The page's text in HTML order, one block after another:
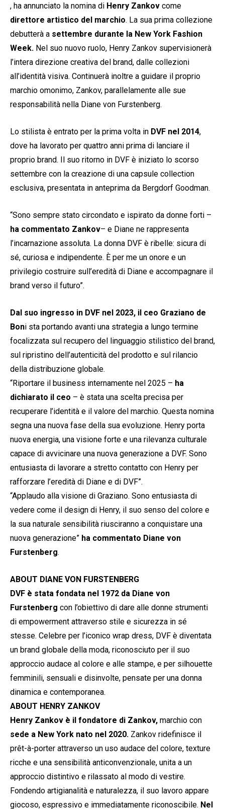
, ha annunciato la nomina di Henry Zankov come
direttore artistico del marchio. La sua prima collezione
debutterà a settembre durante la New York Fashion
Week. Nel suo nuovo ruolo, Henry Zankov supervisionerà
l’intera direzione creativa del brand, dalle collezioni
all’identità visiva. Continuerà inoltre a guidare il proprio
marchio omonimo, Zankov, parallelamente alle sue
responsabilità nella Diane von Furstenberg.
Lo stilista è entrato per la prima volta in DVF nel 2014,
dove ha lavorato per quattro anni prima di lanciare il
proprio brand. Il suo ritorno in DVF è iniziato lo scorso
settembre con la creazione di una capsule collection
esclusiva, presentata in anteprima da Bergdorf Goodman.
“Sono sempre stato circondato e ispirato da donne forti –
ha commentato Zankov– e Diane ne rappresenta
l’incarnazione assoluta. La donna DVF è ribelle: sicura di
sé, curiosa e indipendente. È per me un onore e un
privilegio costruire sull’eredità di Diane e accompagnare il
brand verso il futuro”.
Dal suo ingresso in DVF nel 2023, il ceo Graziano de
Boni sta portando avanti una strategia a lungo termine
focalizzata sul recupero del linguaggio stilistico del brand,
sul ripristino dell’autenticità del prodotto e sul rilancio
della distribuzione globale.
“Riportare il business internamente nel 2025 – ha
dichiarato il ceo – è stata una scelta precisa per
recuperare l’identità e il valore del marchio. Questa nomina
segna una nuova fase della sua evoluzione. Henry porta
nuova energia, una visione forte e una rilevanza culturale
capace di avvicinare una nuova generazione a DVF. Sono
entusiasta di lavorare a stretto contatto con Henry per
rafforzare l’eredità di Diane e di DVF”.
“Applaudo alla visione di Graziano. Sono entusiasta di
vedere come il design di Henry, il suo senso del colore e
la sua naturale sensibilità riusciranno a conquistare una
nuova generazione” ha commentato Diane von
Furstenberg.
ABOUT DIANE VON FURSTENBERG
DVF è stata fondata nel 1972 da Diane von
Furstenberg con l’obiettivo di dare alle donne strumenti
di empowerment attraverso stile e sicurezza in sé
stesse. Celebre per l’iconico wrap dress, DVF è diventata
un brand globale della moda, riconosciuto per il suo
approccio audace al colore e alle stampe, e per silhouette
femminili, sensuali e disinvolte, pensate per una donna
dinamica e contemporanea.
ABOUT HENRY ZANKOV
Henry Zankov è il fondatore di Zankov, marchio con
sede a New York nato nel 2020. Zankov ridefinisce il
prêt-à-porter attraverso un uso audace del colore, texture
ricche e una sensibilità anticonvenzionale, unita a un
approccio distintivo e rilassato al modo di vestire.
Fondendo artigianalità e naturalezza, il suo lavoro appare
giocoso, espressivo e immediatamente riconoscibile. Nel